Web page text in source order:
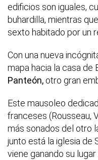
edificios son iguales,
buhardilla, mientras
sexto habitado por un
Con una nueva
mapa hacia la casa de
Panteón, otro gran
Este mausoleo
franceses (Rousseau,
más sonados del otro
junto está la iglesia de
viene ganando su